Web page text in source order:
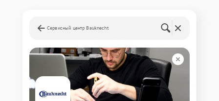
Сервисный центр Bauknecht